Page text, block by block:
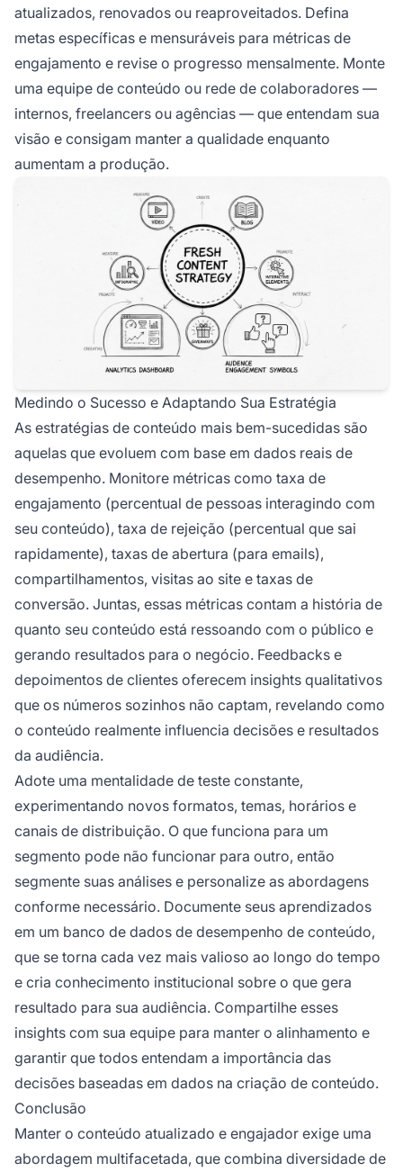
atualizados, renovados ou reaproveitados. Defina
metas específicas e mensuráveis para métricas de
engajamento e revise o progresso mensalmente. Monte
uma equipe de conteúdo ou rede de colaboradores —
internos, freelancers ou agências — que entendam sua
visão e consigam manter a qualidade enquanto
aumentam a produção.
Medindo o Sucesso e Adaptando Sua Estratégia
As estratégias de conteúdo mais bem-sucedidas são
aquelas que evoluem com base em dados reais de
desempenho. Monitore métricas como taxa de
engajamento (percentual de pessoas interagindo com
seu conteúdo), taxa de rejeição (percentual que sai
rapidamente), taxas de abertura (para emails),
compartilhamentos, visitas ao site e taxas de
conversão. Juntas, essas métricas contam a história de
quanto seu conteúdo está ressoando com o público e
gerando resultados para o negócio. Feedbacks e
depoimentos de clientes oferecem insights qualitativos
que os números sozinhos não captam, revelando como
o conteúdo realmente influencia decisões e resultados
da audiência.
Adote uma mentalidade de teste constante,
experimentando novos formatos, temas, horários e
canais de distribuição. O que funciona para um
segmento pode não funcionar para outro, então
segmente suas análises e personalize as abordagens
conforme necessário. Documente seus aprendizados
em um banco de dados de desempenho de conteúdo,
que se torna cada vez mais valioso ao longo do tempo
e cria conhecimento institucional sobre o que gera
resultado para sua audiência. Compartilhe esses
insights com sua equipe para manter o alinhamento e
garantir que todos entendam a importância das
decisões baseadas em dados na criação de conteúdo.
Conclusão
Manter o conteúdo atualizado e engajador exige uma
abordagem multifacetada, que combina diversidade de